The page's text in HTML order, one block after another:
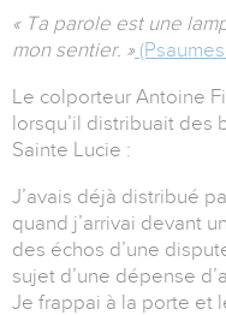
« Ta parole est une
mon sentier. » (Psaumes
Le colporteur Antoine
lorsqu’il distribuait des
Sainte Lucie :
J’avais déjà distribué
quand j’arrivai devant
des échos d’une
sujet d’une dépense
Je frappai à la porte et